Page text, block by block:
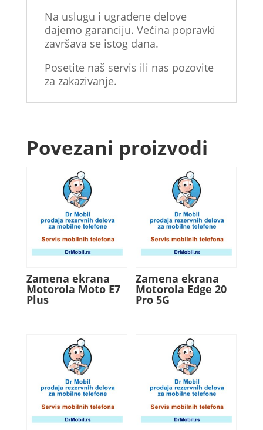
Na uslugu i ugrađene delove
dajemo garanciju. Većina popravki
završava se istog dana.
Posetite naš servis ili nas pozovite
za zakazivanje.
Povezani proizvodi
Zamena ekrana
Motorola Moto E7
Plus
Zamena ekrana
Motorola Edge 20
Pro 5G